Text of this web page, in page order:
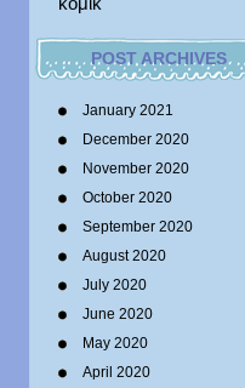
POST ARCHIVES
January 2021
December 2020
November 2020
October 2020
September 2020
August 2020
July 2020
June 2020
May 2020
April 2020